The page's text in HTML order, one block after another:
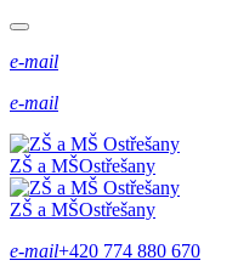
e-mail
e-mail
ZŠ a MŠOstřešany
ZŠ a MŠOstřešany
e-mail+420 774 880 670